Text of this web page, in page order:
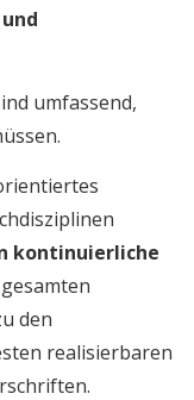
umfassend,
kontinuierliche
den
realisierbaren